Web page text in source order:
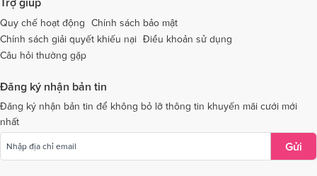
Dịch vụ cưới tại An Giang Dịch vụ cưới tại Trà Vinh
Dịch vụ cưới tại Tuyên Quang
Dịch vụ cưới tại Bà Rịa - Vũng TàuDịch vụ cưới tại Bắc Giang
Dịch vụ cưới tại Bắc Kạn
Quy chế hoạt động
Chính sách bảo mật
Chính sách giải quyết khiếu nại Điều khoản sử dụng
Câu hỏi thường gặp
Đăng ký nhận bản tin
Đăng ký nhận bản tin để không bỏ lỡ thông tin khuyến mãi cưới mới
nhất
Gửi